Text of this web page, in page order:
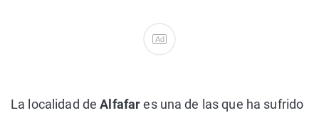
Ad
La localidad deAlfafares una de las que ha sufrido